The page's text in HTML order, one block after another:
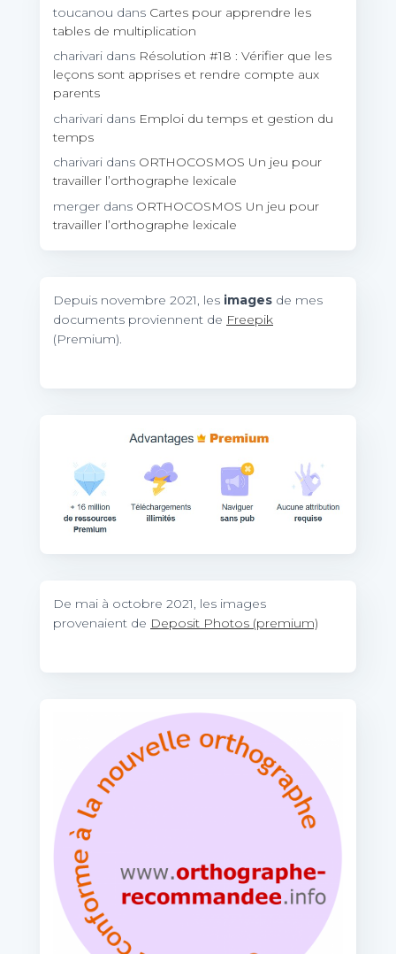
toucanou dans Cartes pour apprendre les
tables de multiplication
charivari dans Résolution #18 : Vérifier que les
leçons sont apprises et rendre compte aux
parents
charivari dans Emploi du temps et gestion du
temps
charivari dans ORTHOCOSMOS Un jeu pour
travailler l’orthographe lexicale
merger dans ORTHOCOSMOS Un jeu pour
travailler l’orthographe lexicale
Depuis novembre 2021, les images de mes
documents proviennent de Freepik
(Premium).
De mai à octobre 2021, les images
provenaient de Deposit Photos (premium)